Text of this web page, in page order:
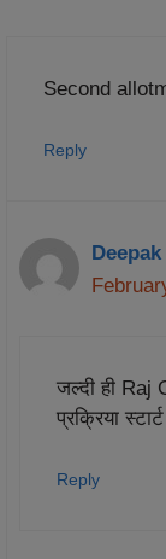
Second
Reply
जल्दी ही
प्रक्रिया
Reply